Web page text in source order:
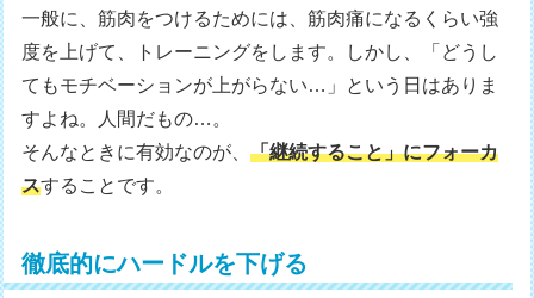
一般に、筋肉をつけるためには、筋肉痛になるくらい強
度を上げて、トレーニングをします。しかし、「どうし
てもモチベーションが上がらない…」という日はありま
すよね。人間だもの…。
そんなときに有効なのが、「継続すること」にフォーカ
スすることです。
徹底的にハードルを下げる